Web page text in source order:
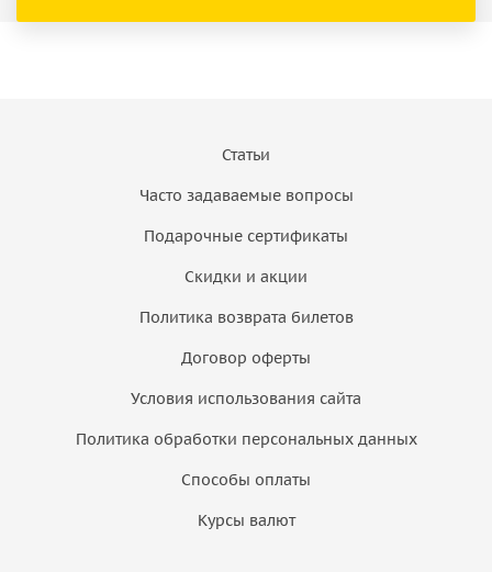
Статьи
Часто задаваемые вопросы
Подарочные сертификаты
Скидки и акции
Политика возврата билетов
Договор оферты
Условия использования сайта
Политика обработки персональных данных
Способы оплаты
Курсы валют